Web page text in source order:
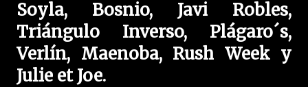
Soyla, Bosnio, Javi Robles,
Triángulo Inverso, Plágaro´s,
Verlín, Maenoba, Rush Week y
Julie et Joe.